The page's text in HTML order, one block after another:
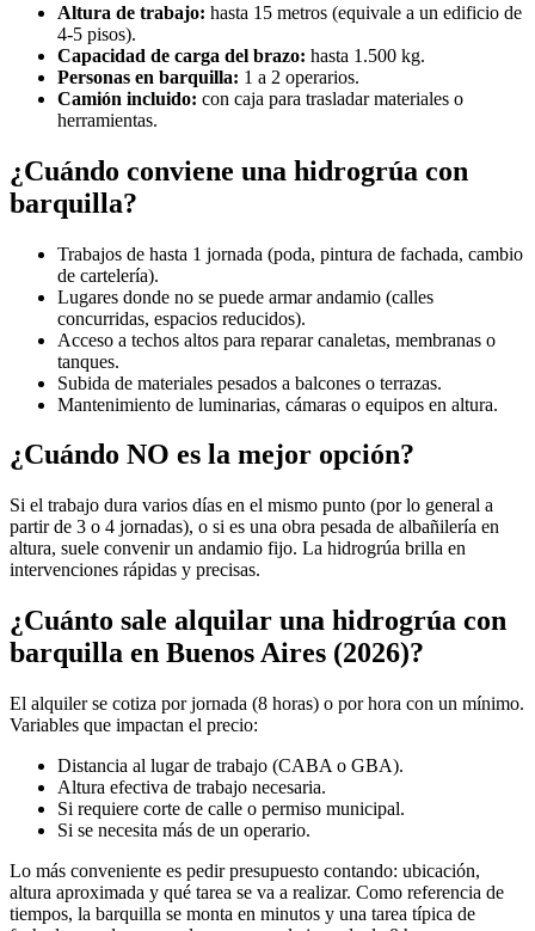
Altura de trabajo: hasta 15 metros (equivale a un edificio de
4-5 pisos).
Capacidad de carga del brazo: hasta 1.500 kg.
Personas en barquilla: 1 a 2 operarios.
Camión incluido: con caja para trasladar materiales o
herramientas.
¿Cuándo conviene una hidrogrúa con
barquilla?
Trabajos de hasta 1 jornada (poda, pintura de fachada, cambio
de cartelería).
Lugares donde no se puede armar andamio (calles
concurridas, espacios reducidos).
Acceso a techos altos para reparar canaletas, membranas o
tanques.
Subida de materiales pesados a balcones o terrazas.
Mantenimiento de luminarias, cámaras o equipos en altura.
¿Cuándo NO es la mejor opción?
Si el trabajo dura varios días en el mismo punto (por lo general a
partir de 3 o 4 jornadas), o si es una obra pesada de albañilería en
altura, suele convenir un andamio fijo. La hidrogrúa brilla en
intervenciones rápidas y precisas.
¿Cuánto sale alquilar una hidrogrúa con
barquilla en Buenos Aires (2026)?
El alquiler se cotiza por jornada (8 horas) o por hora con un mínimo.
Variables que impactan el precio:
Distancia al lugar de trabajo (CABA o GBA).
Altura efectiva de trabajo necesaria.
Si requiere corte de calle o permiso municipal.
Si se necesita más de un operario.
Lo más conveniente es pedir presupuesto contando: ubicación,
altura aproximada y qué tarea se va a realizar. Como referencia de
tiempos, la barquilla se monta en minutos y una tarea típica de